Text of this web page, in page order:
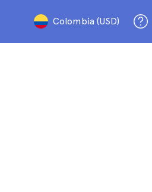
Colombia (USD)